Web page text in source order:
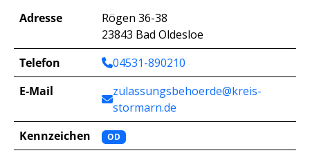
Adresse
Rögen 36-38
23843 Bad Oldesloe
Telefon
04531-890210
E-Mail
zulassungsbehoerde@kreis-
stormarn.de
Kennzeichen
OD